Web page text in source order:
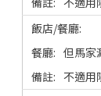
但馬家
不適用